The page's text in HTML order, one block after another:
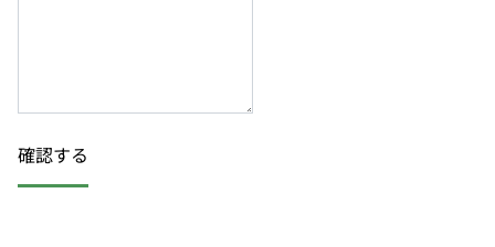
確認する